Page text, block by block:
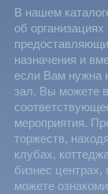
В нашем
об
назначения и
если Вам нужна
зал. Вы можете
мероприятия.
торжеств,
клубах,
бизнес
можете